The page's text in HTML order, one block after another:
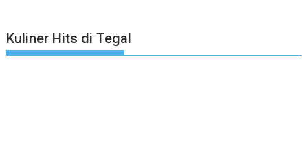
Kuliner Hits di Tegal